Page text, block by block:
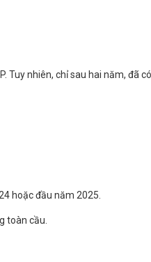
nhiên, chỉ sau hai năm, đã
hoặc đầu năm 2025.
toàn cầu.